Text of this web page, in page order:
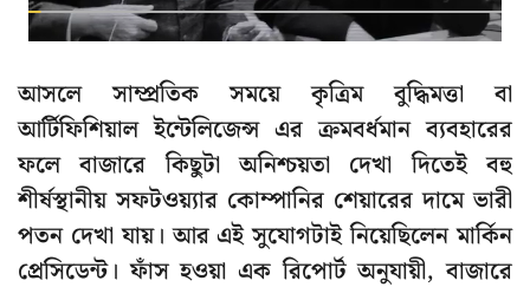
আসলে সাম্প্রতিক সময়ে কৃত্রিম বুদ্ধিমত্তা বা
আর্টিফিশিয়াল ইন্টেলিজেন্স এর ক্রমবর্ধমান ব্যবহারের
ফলে বাজারে কিছুটা অনিশ্চয়তা দেখা দিতেই বহু
শীর্ষস্থানীয় সফটওয়্যার কোম্পানির শেয়ারের দামে ভারী
পতন দেখা যায়। আর এই সুযোগটাই নিয়েছিলেন মার্কিন
প্রেসিডেন্ট। ফাঁস হওয়া এক রিপোর্ট অনুযায়ী, বাজারে